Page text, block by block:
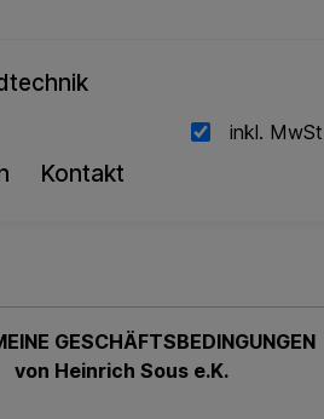
Kontakt
inkl.
GESCHÄFTSBEDINGUNGEN
von Heinrich Sous e.K.